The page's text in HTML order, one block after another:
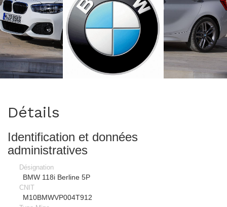
Détails
Identification et données
administratives
Désignation
BMW 118i Berline 5P
CNIT
M10BMWVP004T912